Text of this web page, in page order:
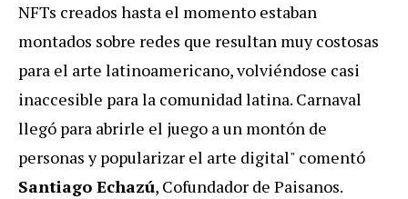
NFTs creados hasta el momento estaban
montados sobre redes que resultan muy costosas
para el arte latinoamericano, volviéndose casi
inaccesible para la comunidad latina. Carnaval
llegó para abrirle el juego a un montón de
personas y popularizar el arte digital" comentó
Santiago Echazú, Cofundador de Paisanos.